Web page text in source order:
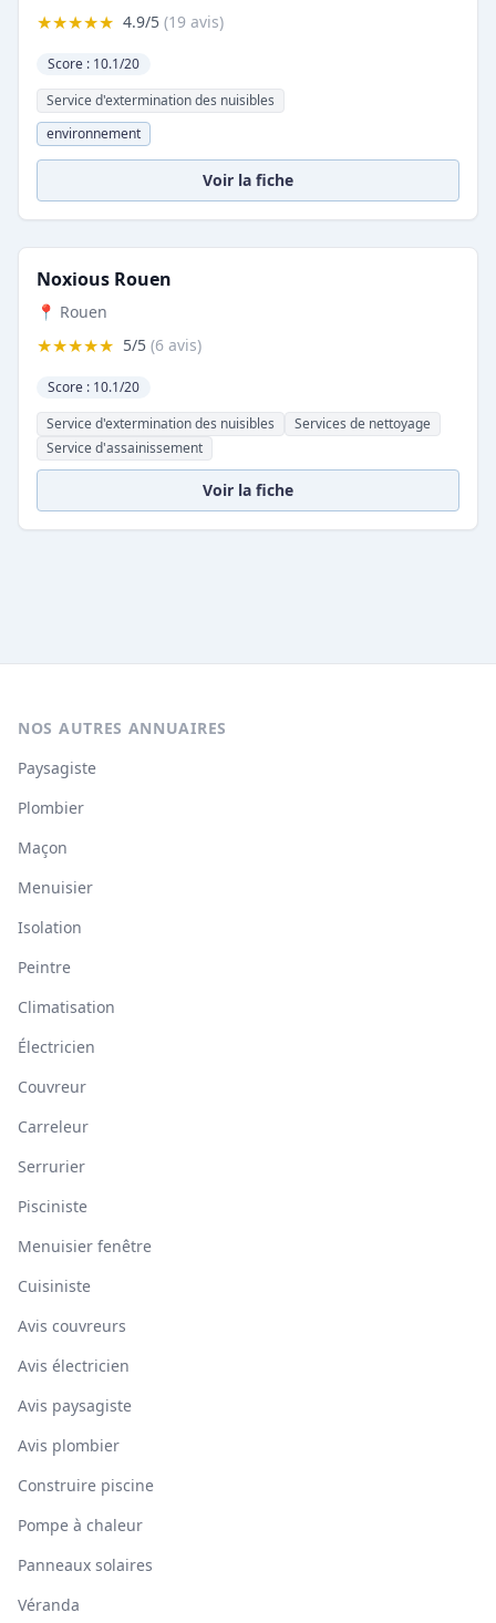
★★★★★ 4.9/5 (19 avis)
Score : 10.1/20
Service d'extermination des nuisibles
environnement
Voir la fiche
Noxious Rouen
📍 Rouen
★★★★★ 5/5 (6 avis)
Score : 10.1/20
Service d'extermination des nuisibles
Services de nettoyage
Service d'assainissement
Voir la fiche
NOS AUTRES ANNUAIRES
Paysagiste
Plombier
Maçon
Menuisier
Isolation
Peintre
Climatisation
Électricien
Couvreur
Carreleur
Serrurier
Pisciniste
Menuisier fenêtre
Cuisiniste
Avis couvreurs
Avis électricien
Avis paysagiste
Avis plombier
Construire piscine
Pompe à chaleur
Panneaux solaires
Véranda